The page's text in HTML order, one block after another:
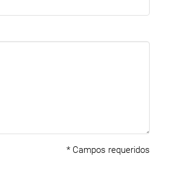
* Campos requeridos